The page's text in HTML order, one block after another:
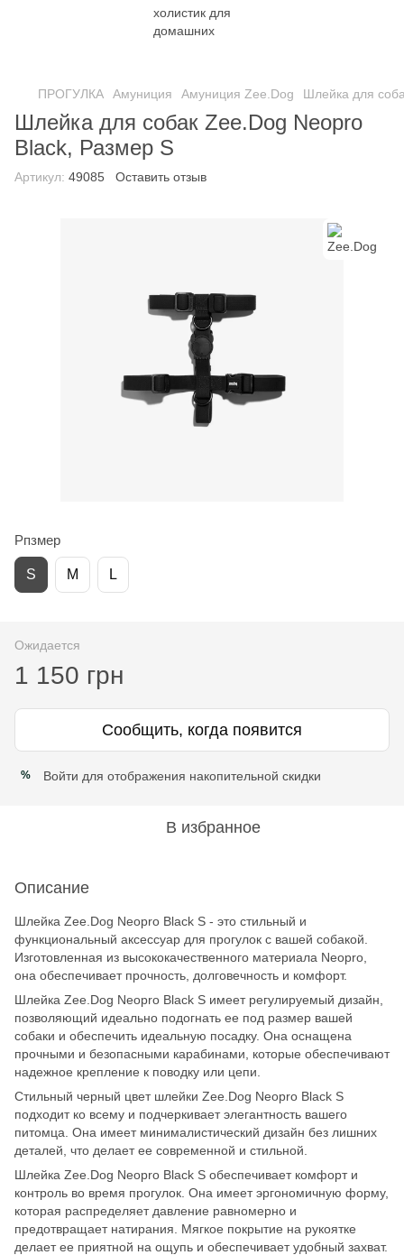
ПРОГУЛКА Амуниция Амуниция Zee.Dog Шлейка для
Шлейка для собак Zee.Dog Neopro
Black, Размер S
Артикул: 49085 Оставить отзыв
Рпзмер
S M L
Ожидается
1 150 грн
Сообщить, когда появится
% Войти для отображения накопительной скидки
В избранное
Описание
Шлейка Zee.Dog Neopro Black S - это стильный и
функциональный аксессуар для прогулок с вашей собакой.
Изготовленная из высококачественного материала Neopro,
она обеспечивает прочность, долговечность и комфорт.
Шлейка Zee.Dog Neopro Black S имеет регулируемый дизайн,
позволяющий идеально подогнать ее под размер вашей
собаки и обеспечить идеальную посадку. Она оснащена
прочными и безопасными карабинами, которые обеспечивают
надежное крепление к поводку или цепи.
Стильный черный цвет шлейки Zee.Dog Neopro Black S
подходит ко всему и подчеркивает элегантность вашего
питомца. Она имеет минималистический дизайн без лишних
деталей, что делает ее современной и стильной.
Шлейка Zee.Dog Neopro Black S обеспечивает комфорт и
контроль во время прогулок. Она имеет эргономичную форму,
которая распределяет давление равномерно и
предотвращает натирания. Мягкое покрытие на рукоятке
делает ее приятной на ощупь и обеспечивает удобный захват.